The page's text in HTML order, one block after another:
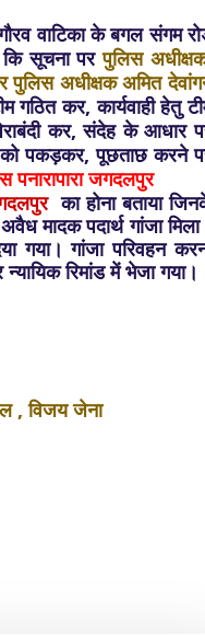
वाटिका के बगल संगम
कि सूचना परपुलिस
पुलिस अधीक्षक अमित
गठित कर, कार्यवाही हेतु
कर, संदेह के आधार
को पकड़कर, पूछताछ करने
जगदलपुर
का होना बताया
मादक पदार्थ गांजा
गया। गांजा परिवहन
रिमांड में भेजा गया।
, विजय जेना